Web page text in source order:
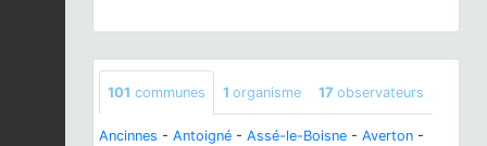
101 communes 1 organisme 17 observateurs
Ancinnes - Antoigné - Assé-le-Boisne - Averton -